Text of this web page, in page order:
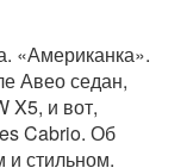
«Американка».
Авео седан,
X5, и вот,
Cabrio. Об
и стильном.